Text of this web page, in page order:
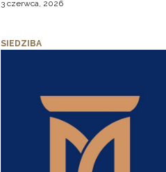
3 czerwca, 2026
SIEDZIBA